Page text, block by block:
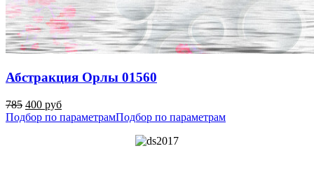
Абстракция Орлы 01560
785 400 руб
Подбор по параметрамПодбор по параметрам